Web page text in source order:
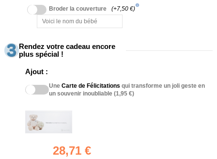
Broder la couverture (+7,50 €)
info
Rendez votre cadeau encore
plus spécial !
Ajout :
Une Carte de Félicitations qui transforme un joli geste en
un souvenir inoubliable (1,95 €)
28,71 €